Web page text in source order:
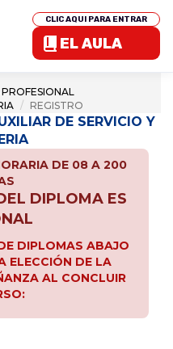
CLIC AQUI PARA ENTRAR
EL AULA
REGISTRO
DE SERVICIO Y
DE 08 A 200
DIPLOMA ES
DIPLOMAS ABAJO
ELECCIÓN DE LA
AL CONCLUIR